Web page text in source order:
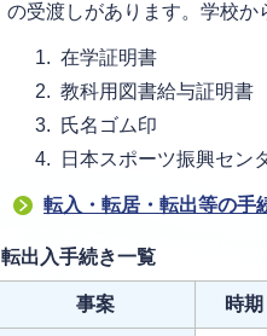
の受渡しがあります。学校か
在学証明書
教科用図書給与証明書
氏名ゴム印
日本スポーツ振興セン
転入・転居・転出等の手
転出入手続き一覧
事案 時期